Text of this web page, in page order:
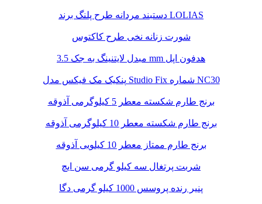
دستبند مردانه طرح پلنگ برند LOLIAS
شورت زنانه نخی طرح کاکتوس
مبدل لایتنینگ به جک 3.5 mm هدفون اپل
پنکیک مک فیکس مدل Studio Fix شماره NC30
برنج طارم شکسته معطر 5 کیلوگرمی آذوقه
برنج طارم شکسته معطر 10 کیلوگرمی آذوقه
برنج طارم ممتاز معطر 10 کیلویی آذوقه
شربت پرتغال سه کیلو گرمی سن ایچ
پنیر رنده پروسس 1000 کیلو گرمی دگا